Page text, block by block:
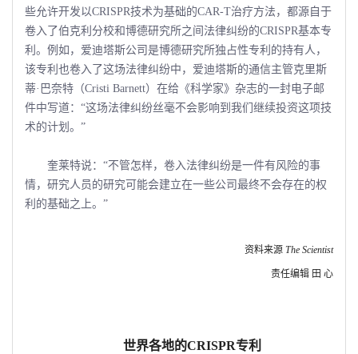
些允许开发以CRISPR技术为基础的CAR-T治疗方法，都源自于
卷入了伯克利分校和博德研究所之间法律纠纷的CRISPR基本专
利。例如，爱迪塔斯公司是博德研究所独占性专利的持有人，
该专利也卷入了这场法律纠纷中，爱迪塔斯的通信主管克里斯
蒂·巴奈特（Cristi Barnett）在给《科学家》杂志的一封电子邮
件中写道：“这场法律纠纷丝毫不会影响到我们继续投资这项技
术的计划。”
奎莱特说：“不管怎样，卷入法律纠纷是一件有风险的事
情，研究人员的研究可能会建立在一些公司最终不会存在的权
利的基础之上。”
资料来源 The Scientist
责任编辑 田 心
世界各地的CRISPR专利